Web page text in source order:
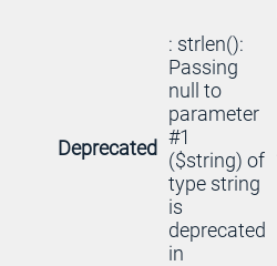
Deprecated
: strlen():
Passing
null to
parameter
#1
($string) of
type string
is
deprecated
in